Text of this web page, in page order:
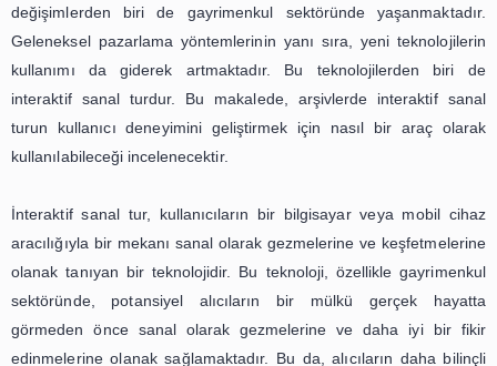
Sanal tur teknolojisi, kullanıcıların arşivlerdeki
olarak gezmelerine ve incelemelerine olanak sağlar.
bilgisayar veya mobil cihazları aracılığıyla arşivdeki
gezinebilir, belgeleri yakından inceleyebilir ve hatta
görüntüler sayesinde arşivin içinde dolaşabilirler.
keşfedebilir ve daha derinlemesine bir deneyim
Ayrıca, sanal tur teknolojisi sayesinde kullanıcılar,
materyaller hakkında daha fazla bilgi edinebilirler.
belgelerin yanında yer alan açıklama bölümleri